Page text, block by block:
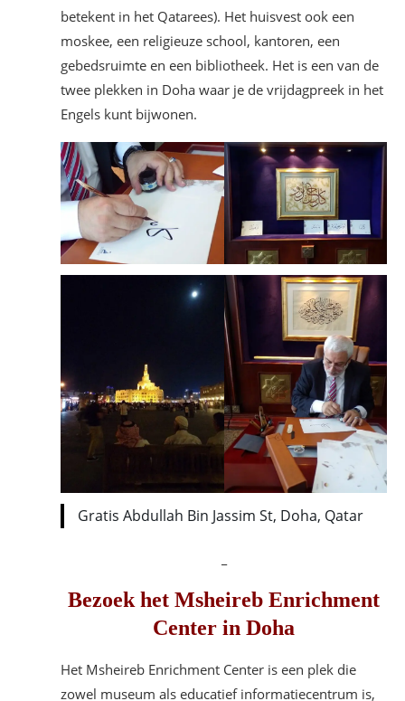
betekent in het Qatarees). Het huisvest ook een
moskee, een religieuze school, kantoren, een
gebedsruimte en een bibliotheek. Het is een van de
twee plekken in Doha waar je de vrijdagpreek in het
Engels kunt bijwonen.
Gratis Abdullah Bin Jassim St, Doha, Qatar
Bezoek het Msheireb Enrichment
Center in Doha
Het Msheireb Enrichment Center is een plek die
zowel museum als educatief informatiecentrum is,